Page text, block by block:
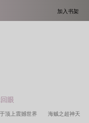
加入书架
眼
于顶上震撼世界 海贼之超神天